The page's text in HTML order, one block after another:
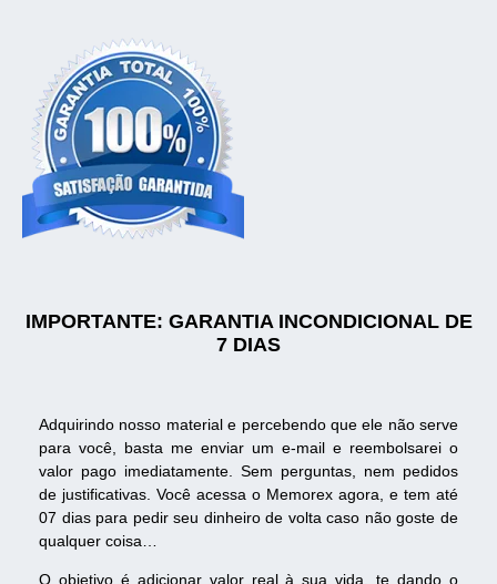
IMPORTANTE: GARANTIA INCONDICIONAL DE
7 DIAS
Adquirindo nosso material e percebendo que ele não serve
para você, basta me enviar um e-mail e reembolsarei o
valor pago imediatamente. Sem perguntas, nem pedidos
de justificativas. Você acessa o Memorex agora, e tem até
07 dias para pedir seu dinheiro de volta caso não goste de
qualquer coisa…
O objetivo é adicionar valor real à sua vida, te dando o